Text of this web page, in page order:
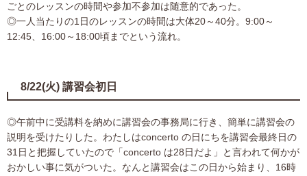
ごとのレッスンの時間や参加不参加は随意的であった。
◎一人当たりの1日のレッスンの時間は大体20～40分。9:00～
12:45、16:00～18:00頃までという流れ。
8/22(火) 講習会初日
◎午前中に受講料を納めに講習会の事務局に行き、簡単に講習会の
説明を受けたりした。わたしはconcerto の日にちを講習会最終日の
31日と把握していたので「concerto は28日だよ」と言われて何かが
おかしい事に気がついた。なんと講習会はこの日から始まり、16時